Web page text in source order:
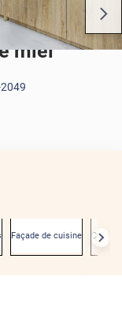
miel
Façade de cuisine